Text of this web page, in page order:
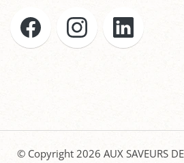
© Copyright 2026 AUX SAVEURS